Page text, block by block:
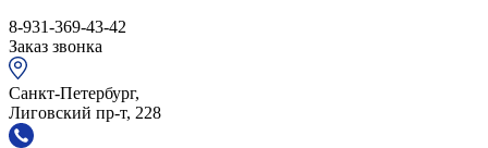
8-931-369-43-42
Заказ звонка
Санкт-Петербург,
Лиговский пр-т, 228